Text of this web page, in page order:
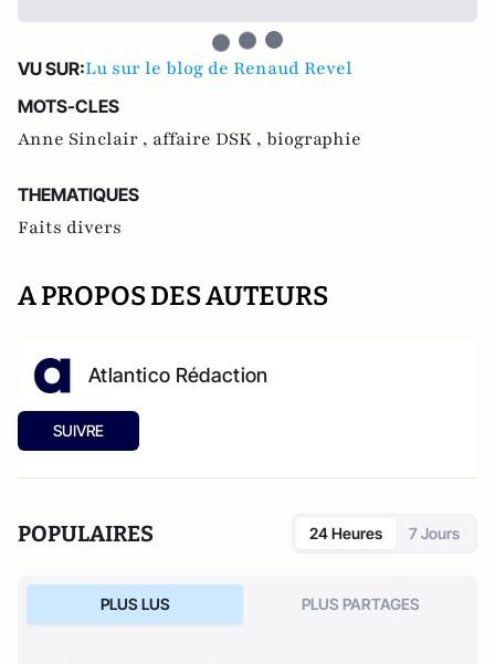
VU SUR:Lu sur le blog de Renaud Revel
MOTS-CLES
Anne Sinclair , affaire DSK , biographie
THEMATIQUES
Faits divers
A PROPOS DES AUTEURS
Atlantico Rédaction
SUIVRE
POPULAIRES 24 Heures 7 Jours
PLUS LUS PLUS PARTAGES